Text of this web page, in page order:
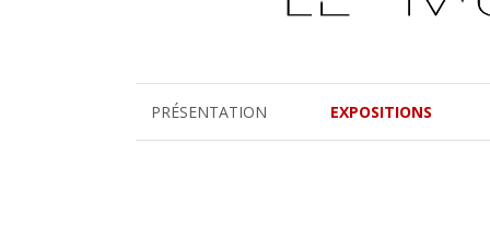
PRÉSENTATION EXPOSITIONS